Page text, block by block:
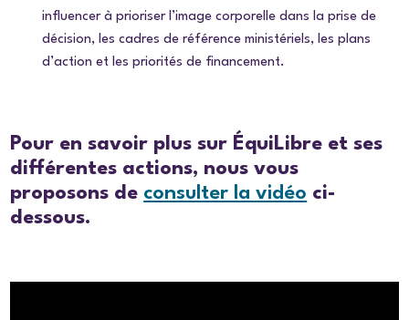
influencer à prioriser l’image corporelle dans la prise de
décision, les cadres de référence ministériels, les plans
d’action et les priorités de financement.
Pour en savoir plus sur ÉquiLibre et ses
différentes actions, nous vous
proposons de consulter la vidéo ci-
dessous.